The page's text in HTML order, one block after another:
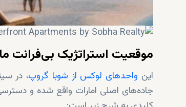
موقعیت استراتژیک بی‌فرانت
این واحدهای لوکس از شوبا گروپ، در
جاده‌های اصلی امارات واقع شده و